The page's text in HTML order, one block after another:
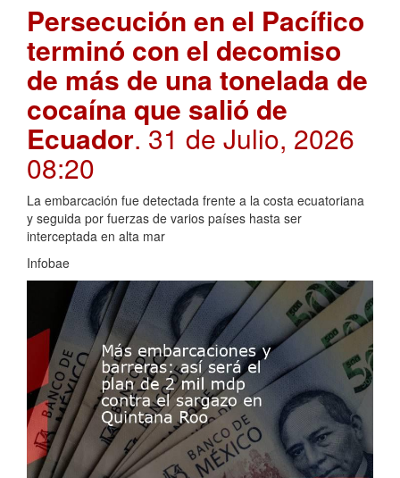
Persecución en el Pacífico
terminó con el decomiso
de más de una tonelada de
cocaína que salió de
Ecuador. 31 de Julio, 2026
08:20
La embarcación fue detectada frente a la costa ecuatoriana
y seguida por fuerzas de varios países hasta ser
interceptada en alta mar
Infobae